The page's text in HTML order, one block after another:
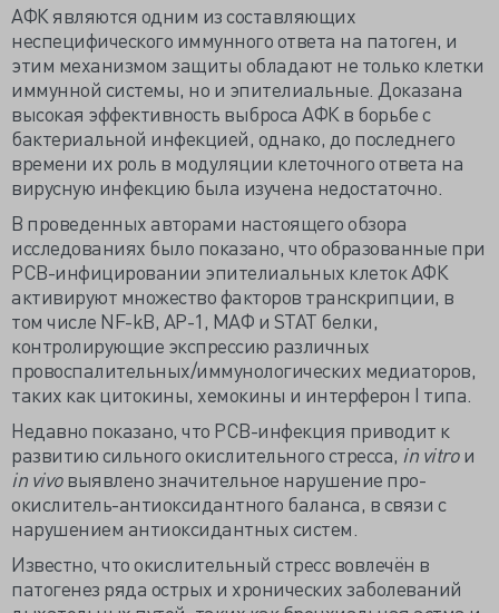
АФК являются одним из составляющих
неспецифического иммунного ответа на патоген, и
этим механизмом защиты обладают не только клетки
иммунной системы, но и эпителиальные. Доказана
высокая эффективность выброса АФК в борьбе с
бактериальной инфекцией, однако, до последнего
времени их роль в модуляции клеточного ответа на
вирусную инфекцию была изучена недостаточно.
В проведенных авторами настоящего обзора
исследованиях было показано, что образованные при
РСВ-инфицировании эпителиальных клеток АФК
активируют множество факторов транскрипции, в
том числе NF-kB, AP-1, МАФ и STAT белки,
контролирующие экспрессию различных
провоспалительных/иммунологических медиаторов,
таких как цитокины, хемокины и интерферон I типа.
Недавно показано, что РСВ-инфекция приводит к
развитию сильного окислительного стресса, in vitroи
in vivoвыявлено значительное нарушение про-
окислитель-антиоксидантного баланса, в связи с
нарушением антиоксидантных систем.
Известно, что окислительный стресс вовлечён в
патогенез ряда острых и хронических заболеваний